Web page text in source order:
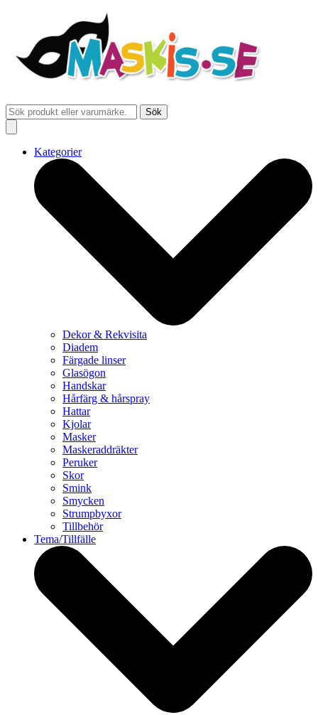
Sök
Kategorier
Dekor & Rekvisita
Diadem
Färgade linser
Glasögon
Handskar
Hårfärg & hårspray
Hattar
Kjolar
Masker
Maskeraddräkter
Peruker
Skor
Smink
Smycken
Strumpbyxor
Tillbehör
Tema/Tillfälle